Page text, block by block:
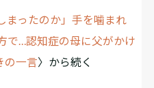
まったのか」手を噛まれ
で…認知症の母に父がかけ
の一言〉から続く